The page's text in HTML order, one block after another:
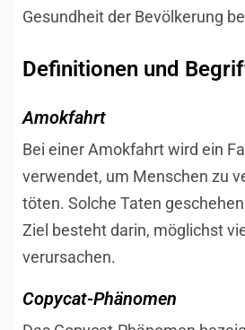
Gesundheit der Bevölkerung
Definitionen und
Amokfahrt
Bei einer Amokfahrt wird ein
verwendet, um Menschen zu
töten. Solche Taten
Ziel besteht darin, möglichst
verursachen.
Copycat-Phänomen